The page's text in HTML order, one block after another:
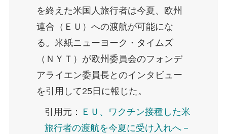
を終えた米国人旅行者は今夏、欧州
連合（ＥＵ）への渡航が可能にな
る。米紙ニューヨーク・タイムズ
（ＮＹＴ）が欧州委員会のフォンデ
アライエン委員長とのインタビュー
を引用して25日に報じた。
引用元：
ＥＵ、ワクチン接種した米
旅行者の渡航を今夏に受け入れへ－